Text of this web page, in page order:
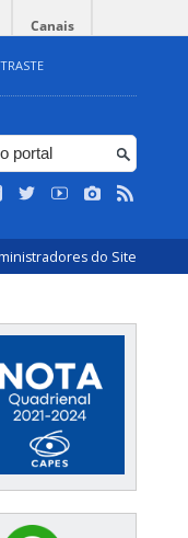
Canais
do Site